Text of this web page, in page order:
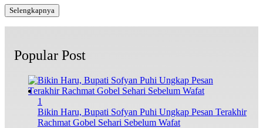
Selengkapnya
Popular Post
1
Bikin Haru, Bupati Sofyan Puhi Ungkap Pesan Terakhir
Rachmat Gobel Sehari Sebelum Wafat